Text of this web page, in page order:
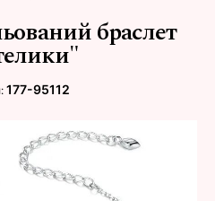
браслет
177-95112